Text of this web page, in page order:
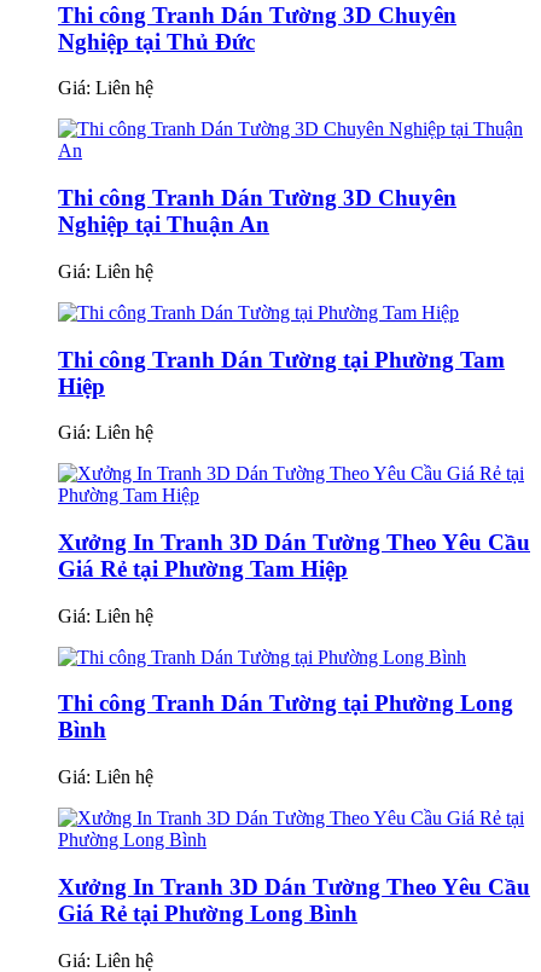
Thi công Tranh Dán Tường 3D Chuyên
Nghiệp tại Thủ Đức
Giá: Liên hệ
Thi công Tranh Dán Tường 3D Chuyên
Nghiệp tại Thuận An
Giá: Liên hệ
Thi công Tranh Dán Tường tại Phường Tam
Hiệp
Giá: Liên hệ
Xưởng In Tranh 3D Dán Tường Theo Yêu Cầu
Giá Rẻ tại Phường Tam Hiệp
Giá: Liên hệ
Thi công Tranh Dán Tường tại Phường Long
Bình
Giá: Liên hệ
Xưởng In Tranh 3D Dán Tường Theo Yêu Cầu
Giá Rẻ tại Phường Long Bình
Giá: Liên hệ